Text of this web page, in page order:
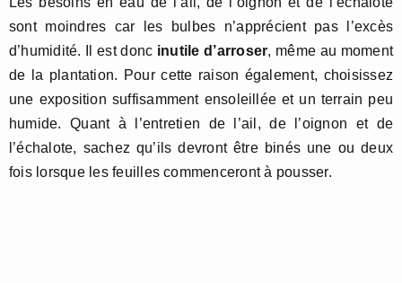
sont moindres car les bulbes n’apprécient pas l’excès
d’humidité. Il est donc inutile d’arroser, même au moment
de la plantation. Pour cette raison également, choisissez
une exposition suffisamment ensoleillée et un terrain peu
humide. Quant à l’entretien de l’ail, de l’oignon et de
l’échalote, sachez qu’ils devront être binés une ou deux
fois lorsque les feuilles commenceront à pousser.